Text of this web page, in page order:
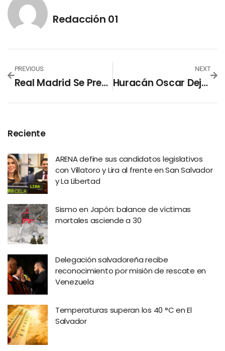
Redacción 01
PREVIOUS
Real Madrid Se Prepara Para Un Duelo Crucial Contra El Borussia Dortmund En La Champions League
NEXT
Huracán Oscar Deja Seis Muertos Y Graves Daños En Cuba
Reciente
ARENA define sus candidatos legislativos
con Villatoro y Lira al frente en San Salvador
y La Libertad
Sismo en Japón: balance de víctimas
mortales asciende a 30
Delegación salvadoreña recibe
reconocimiento por misión de rescate en
Venezuela
Temperaturas superan los 40 °C en El
Salvador